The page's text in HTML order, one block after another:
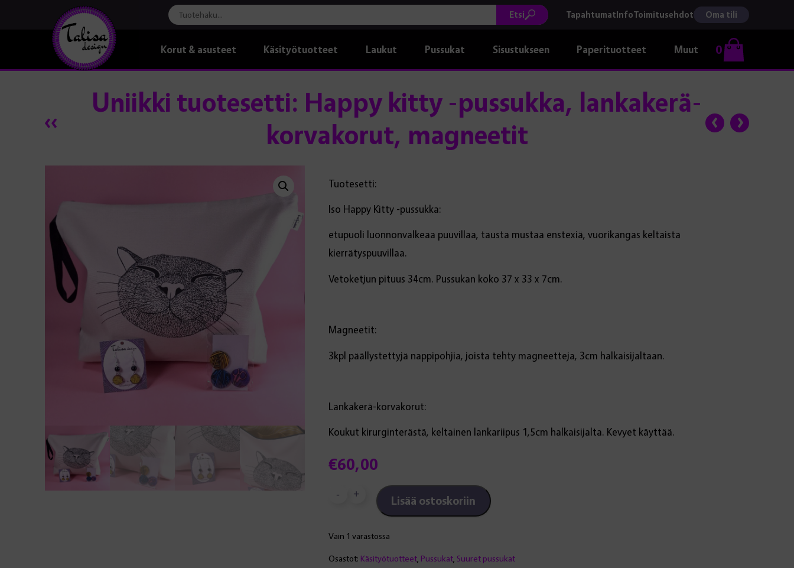
Etsi TapahtumatInfoToimitusehdot Oma tili
Korut & asusteet Käsityötuotteet Laukut Pussukat Sisustukseen Paperituotteet Muut 0
Uniikki tuotesetti: Happy kitty -pussukka, lankakerä-
korvakorut, magneetit
€60,00
Tuotesetti:
Iso Happy Kitty -pussukka:
etupuoli luonnonvalkeaa puuvillaa, tausta mustaa enstexiä, vuorikangas keltaista
kierrätyspuuvillaa.
Vetoketjun pituus 34cm. Pussukan koko 37 x 33 x 7cm.
Magneetit:
3kpl päällystettyjä nappipohjia, joista tehty magneetteja, 3cm halkaisijaltaan.
Lankakerä-korvakorut:
Koukut kirurginterästä, keltainen lankariipus 1,5cm halkaisijalta. Kevyet käyttää.
Vain 1 varastossa
-
Happy
-
+ Lisää ostoskoriin
Osastot: Käsityötuotteet, Pussukat, Suuret pussukat